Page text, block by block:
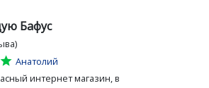
Бафус
star Анатолий
интернет магазин, в